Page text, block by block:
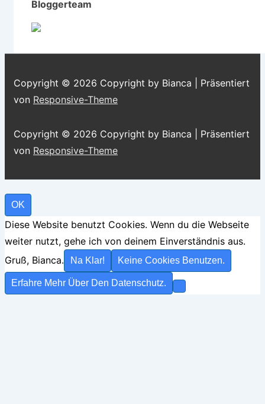
Bloggerteam
Copyright © 2026 Copyright by Bianca
| Präsentiert
von Responsive-Theme
Copyright © 2026 Copyright by Bianca
| Präsentiert
von Responsive-Theme
OK
Diese Website benutzt Cookies. Wenn du die Webseite
weiter nutzt, gehe ich von deinem Einverständnis aus.
Gruß, Bianca.
Na Klar! Keine Cookies Benutzen.
Erfahre Mehr Über Den Datenschutz.